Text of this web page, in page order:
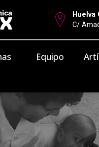
Huelva
C/
Equipo